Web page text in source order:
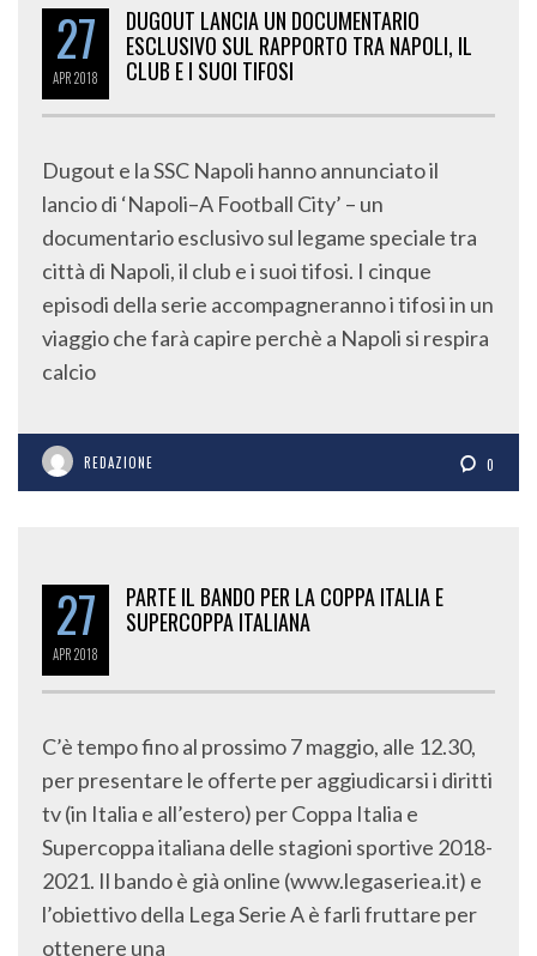
27
APR2018
DUGOUT LANCIA UN DOCUMENTARIO
ESCLUSIVO SUL RAPPORTO TRA NAPOLI, IL
CLUB E I SUOI TIFOSI
Dugout e la SSC Napoli hanno annunciato il
lancio di ‘Napoli–A Football City’ – un
documentario esclusivo sul legame speciale tra
città di Napoli, il club e i suoi tifosi. I cinque
episodi della serie accompagneranno i tifosi in un
viaggio che farà capire perchè a Napoli si respira
calcio
REDAZIONE 0
27
APR2018
PARTE IL BANDO PER LA COPPA ITALIA E
SUPERCOPPA ITALIANA
C’è tempo fino al prossimo 7 maggio, alle 12.30,
per presentare le offerte per aggiudicarsi i diritti
tv (in Italia e all’estero) per Coppa Italia e
Supercoppa italiana delle stagioni sportive 2018-
2021. Il bando è già online (www.legaseriea.it) e
l’obiettivo della Lega Serie A è farli fruttare per
ottenere una